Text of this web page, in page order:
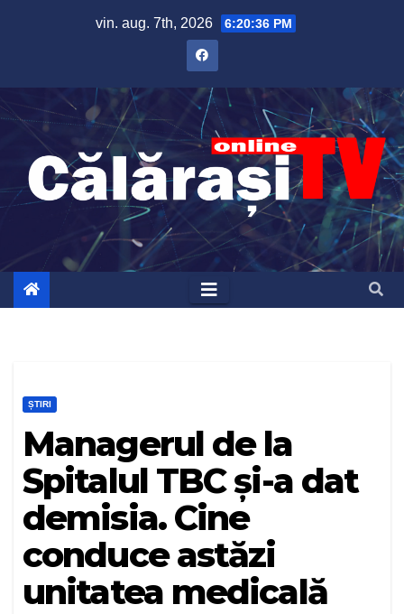
vin. aug. 7th, 2026 6:20:37 PM
ȘTIRI
Managerul de la
Spitalul TBC și-a dat
demisia. Cine
conduce astăzi
unitatea medicală